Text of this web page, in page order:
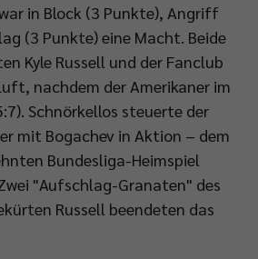
in Block (3 Punkte), Angriff
(3 Punkte) eine Macht. Beide
Kyle Russell und der Fanclub
nachdem der Amerikaner im
Schnörkellos steuerte der
mit Bogachev in Aktion – dem
Bundesliga-Heimspiel
"Aufschlag-Granaten" des
Russell beendeten das